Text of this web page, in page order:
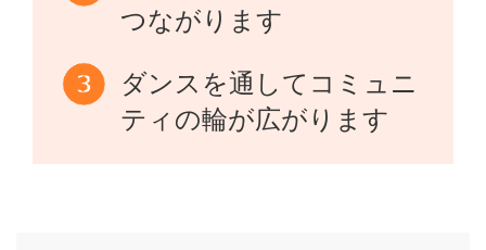
つながります
ダンスを通してコミュニ
ティの輪が広がります